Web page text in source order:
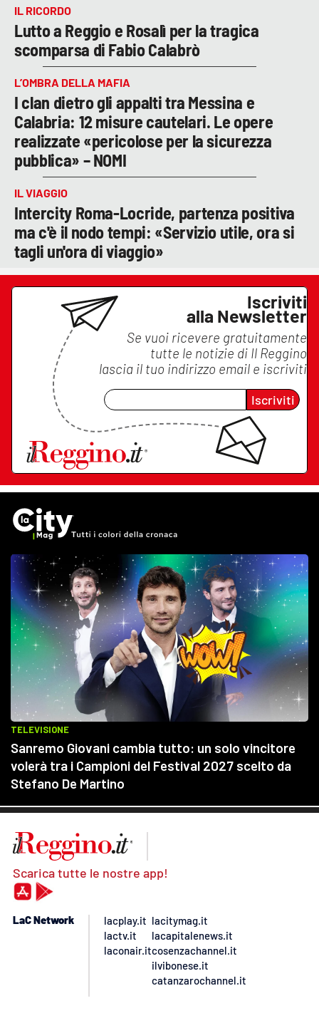
IL RICORDO
Lutto a Reggio e Rosalì per la tragica
scomparsa di Fabio Calabrò
L’OMBRA DELLA MAFIA
I clan dietro gli appalti tra Messina e
Calabria: 12 misure cautelari. Le opere
realizzate «pericolose per la sicurezza
pubblica» – NOMI
IL VIAGGIO
Intercity Roma-Locride, partenza positiva
ma c'è il nodo tempi: «Servizio utile, ora si
tagli un'ora di viaggio»
Iscriviti
alla Newsletter
Se vuoi ricevere gratuitamente
tutte le notizie di Il Reggino
lascia il tuo indirizzo email e iscriviti
Iscriviti
Scarica tutte le nostre app!
LaC Network
lacplay.it
lactv.it
laconair.it
lacitymag.it
lacapitalenews.it
cosenzachannel.it
ilvibonese.it
catanzarochannel.it